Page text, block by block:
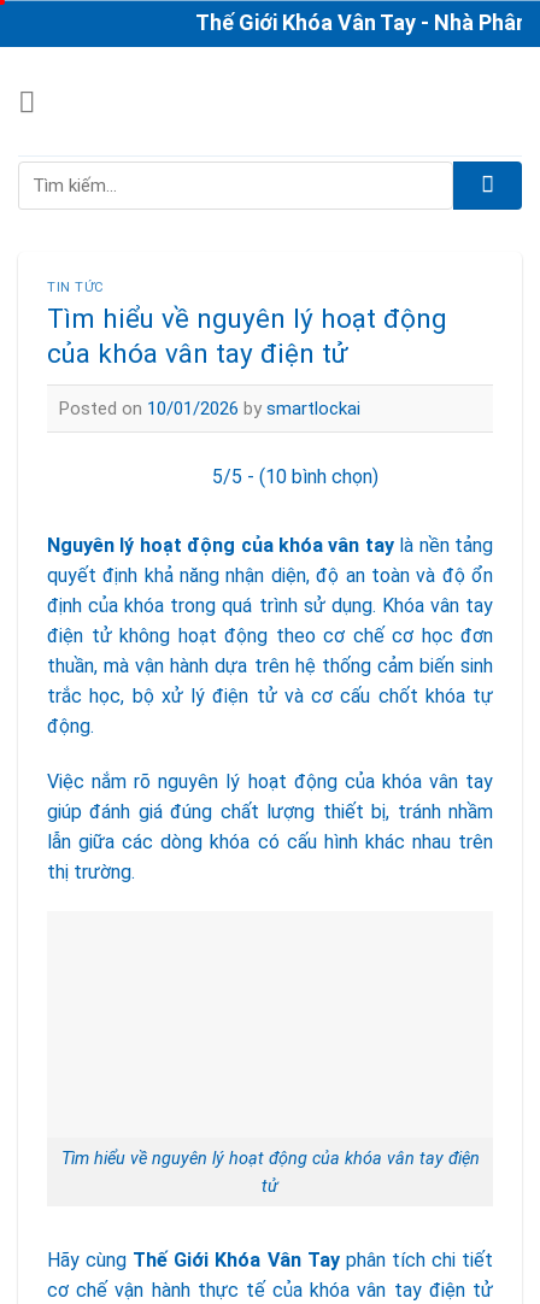
to
Thế Giới Khóa Vân Tay - Nhà Phân
Tìm
TIN TỨC
Tìm hiểu về nguyên lý hoạt động
của khóa vân tay điện tử
Posted on 10/01/2026 by smartlockai
5/5 - (10 bình chọn)
Nguyên lý hoạt động của khóa vân taylà nền tảng
quyết định khả năng nhận diện, độ an toàn và độ ổn
định của khóa trong quá trình sử dụng. Khóa vân tay
điện tử không hoạt động theo cơ chế cơ học đơn
thuần, mà vận hành dựa trên hệ thống cảm biến sinh
trắc học, bộ xử lý điện tử và cơ cấu chốt khóa tự
động.
Việc nắm rõ nguyên lý hoạt động của khóa vân tay
giúp đánh giá đúng chất lượng thiết bị, tránh nhầm
lẫn giữa các dòng khóa có cấu hình khác nhau trên
thị trường.
Tìm hiểu về nguyên lý hoạt động của khóa vân tay điện
tử
Hãy cùng Thế Giới Khóa Vân Tayphân tích chi tiết
cơ chế vận hành thực tế của khóa vân tay điện tử